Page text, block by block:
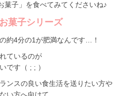
菓子」を食べてみてくださいね♪
菓子シリーズ
約4分の1が肥満なんです…！
ているのが
です（ ; ; ）
ンスの良い食生活を送りたい方や